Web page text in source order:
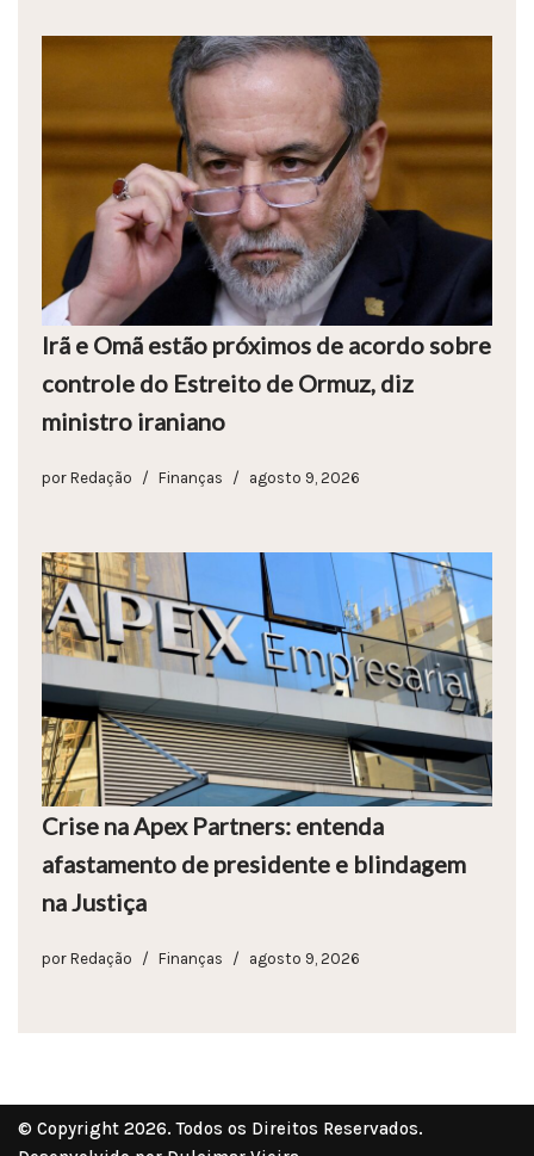
Irã e Omã estão próximos de acordo sobre
controle do Estreito de Ormuz, diz
ministro iraniano
por Redação Finanças agosto 9, 2026
Crise na Apex Partners: entenda
afastamento de presidente e blindagem
na Justiça
por Redação Finanças agosto 9, 2026
© Copyright 2026. Todos os Direitos Reservados.